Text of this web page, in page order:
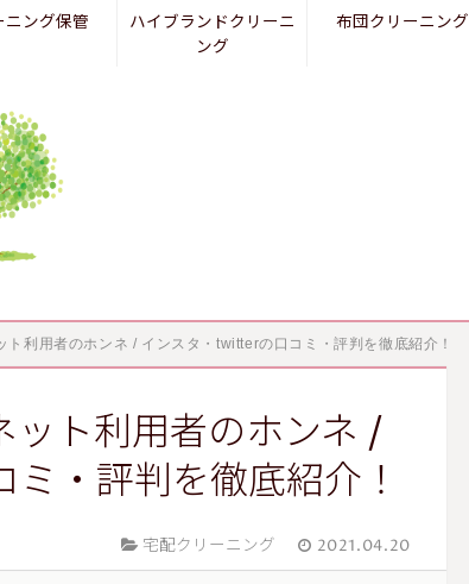
ニング保管
ハイブランドクリーニ
ング
布団クリーニング
ト利用者のホンネ / インスタ・twitterの口コミ・評判を徹底紹介！
ット利用者のホンネ /
・評判を徹底紹介！
宅配クリーニング 2021.04.20